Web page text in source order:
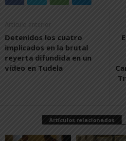
Artículo anterior
Detenidos los cuatro
implicados en la brutal
reyerta difundida en un
vídeo en Tudela
Artículos relacionados